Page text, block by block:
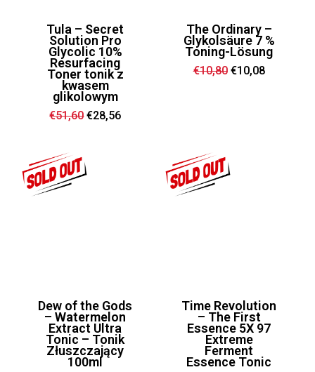
Tula – Secret
Solution Pro
Glycolic 10%
Resurfacing
Toner tonik z
kwasem
glikolowym
€51,60Ursprünglicher
Preis
€28,56Aktueller
The Ordinary –
Glykolsäure 7 %
Toning-Lösung
€10,80 Ursprünglicher
Preis
€10,08Aktueller
Dew of the Gods
– Watermelon
Extract Ultra
Tonic – Tonik
Złuszczający
100ml
Time Revolution
– The First
Essence 5X 97
Extreme
Ferment
Essence Tonic